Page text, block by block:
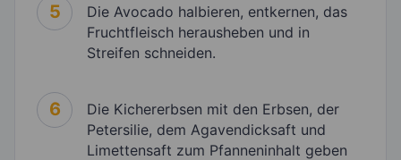
5
Die Avocado halbieren, entkernen, das
Fruchtfleisch herausheben und in
Streifen schneiden.
6
Die Kichererbsen mit den Erbsen, der
Petersilie, dem Agavendicksaft und
Limettensaft zum Pfanneninhalt geben